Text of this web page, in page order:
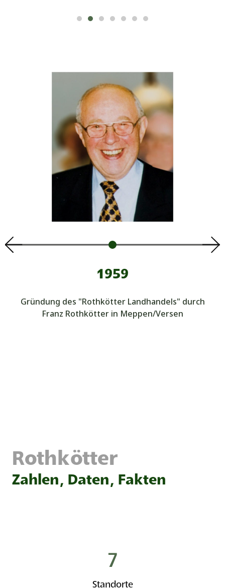
1959
Gründung des "Rothkötter Landhandels" durch
Franz Rothkötter in Meppen/Versen
Rothkötter
Zahlen, Daten, Fakten
Standorte
7